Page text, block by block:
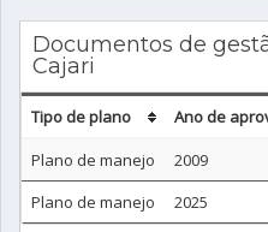
Documentos de
Cajari
Tipo de plano Ano de
Plano de manejo
2009
Plano de manejo
2025